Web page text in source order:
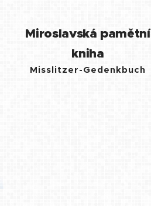
Miroslavská pamětní
kniha
Misslitzer-Gedenkbuch